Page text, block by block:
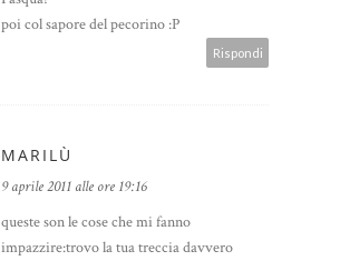
poi col sapore del pecorino :P
Rispondi
MARILÙ
9 aprile 2011 alle ore 19:16
queste son le cose che mi fanno
impazzire:trovo la tua treccia davvero